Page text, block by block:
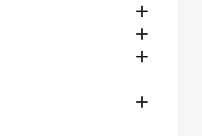



